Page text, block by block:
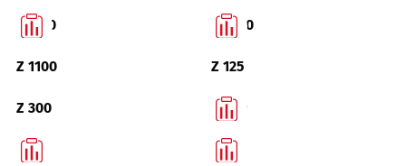
W 800 Z 1000
Z 1100 Z 125
Z 300 Z 400
Z 500 Z 650